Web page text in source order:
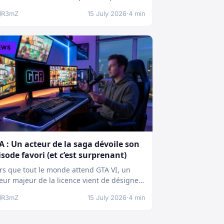
boostée.…
R3mZ 15 July 2026·4 min
: Un acteur de la saga dévoile son
favori (et c’est surprenant)
que tout le monde attend GTA VI, un
majeur de la licence vient de désigner
ayant la…
R3mZ 15 July 2026·4 min